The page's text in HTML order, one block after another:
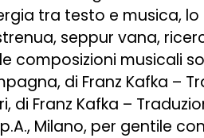
tra testo e musica,
seppur vana,
composizioni musicali
di Franz Kafka –
di Franz Kafka –
Milano, per gentile